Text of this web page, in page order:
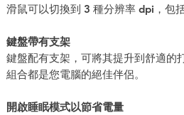
滑鼠可以切換到 3 種分辨率 dpi，包
鍵盤帶有支架
鍵盤配有支架，可將其提升到舒適的
組合都是您電腦的絕佳伴侶。
開啟睡眠模式以節省電量